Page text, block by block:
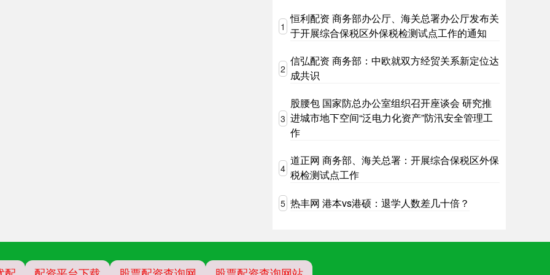
1
恒利配资 商务部办公厅、海关总署办公厅发布关
于开展综合保税区外保税检测试点工作的通知
2
信弘配资 商务部：中欧就双方经贸关系新定位达
成共识
3
股腰包 国家防总办公室组织召开座谈会 研究推
进城市地下空间“泛电力化资产”防汛安全管理工
作
4
道正网 商务部、海关总署：开展综合保税区外保
税检测试点工作
5 热丰网 港本vs港硕：退学人数差几十倍？